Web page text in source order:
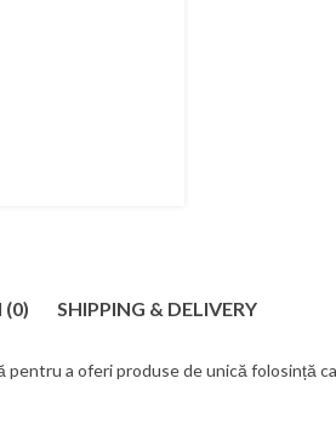
(0) SHIPPING & DELIVERY
pentru a oferi produse de unică folosință